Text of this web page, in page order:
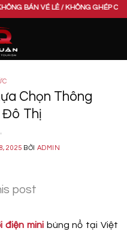
/ KHÔNG GHÉP CHUNG XE. VUI
Chọn Thông
Đô Thị
2025 BỞI ADMIN
post
điện minibùng nổ tại Việt